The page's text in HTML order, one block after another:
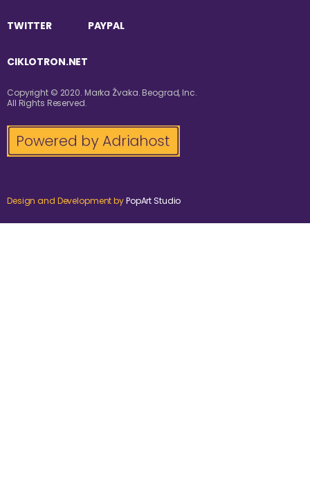
TWITTER PAYPAL
CIKLOTRON.NET
Copyright © 2020. Marka Žvaka. Beograd, Inc.
All Rights Reserved.
Design and Development byPopArt Studio